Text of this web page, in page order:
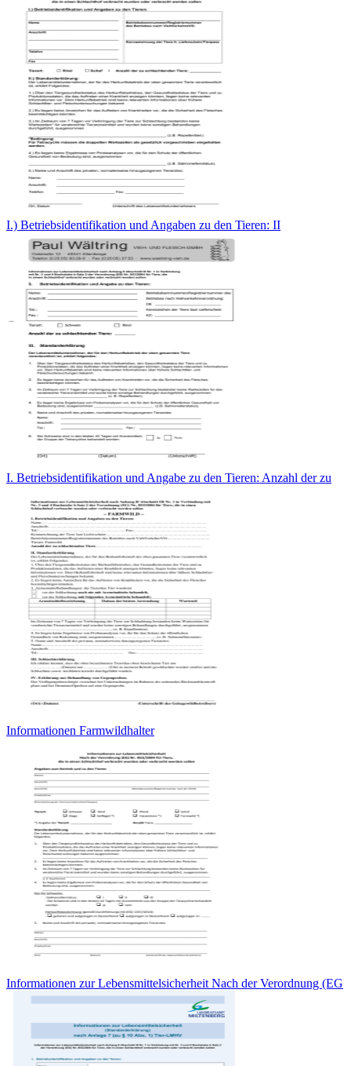
I.) Betriebsidentifikation und Angaben zu den Tieren: II
I. Betriebsidentifikation und Angabe zu den Tieren: Anzahl der zu
Informationen Farmwildhalter
Informationen zur Lebensmittelsicherheit Nach der Verordnung (EG